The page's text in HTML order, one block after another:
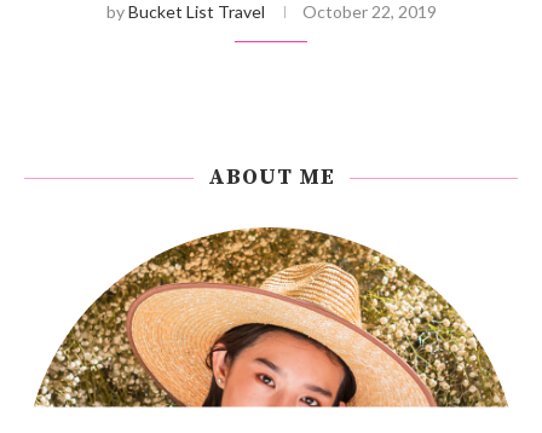
byBucket List Travel October 22, 2019
ABOUT ME